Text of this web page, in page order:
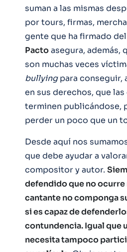
suman a las mismas
por tours, firmas,
gente que ha firmado del
Pactoasegura, además,
son muchas veces
bullyingpara conseguir,
en sus derechos, que
terminen publicándose,
perder un poco que un
Desde aquí nos
que debe ayudar a
compositor y autor.
defendido que no ocurre
cantante no componga
si es capaz de
contundencia. Igual que
necesita tampoco